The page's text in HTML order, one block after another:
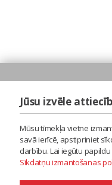
Jūsu izvēle
Mūsu tīmekļa vietne
savā ierīcē, apstipriniet
darbību. Lai iegūtu
Sīkdatņu izmantošanas